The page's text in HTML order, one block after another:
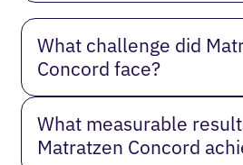
What challenge did
Concord face?
What measurable
Matratzen Concord